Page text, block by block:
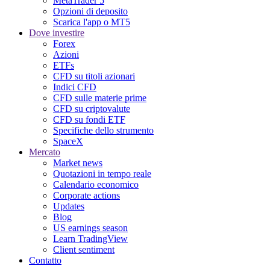
Opzioni di deposito
Scarica l'app o MT5
Dove investire
Forex
Azioni
ETFs
CFD su titoli azionari
Indici CFD
CFD sulle materie prime
CFD su criptovalute
CFD su fondi ETF
Specifiche dello strumento
SpaceX
Mercato
Market news
Quotazioni in tempo reale
Calendario economico
Corporate actions
Updates
Blog
US earnings season
Learn TradingView
Client sentiment
Contatto